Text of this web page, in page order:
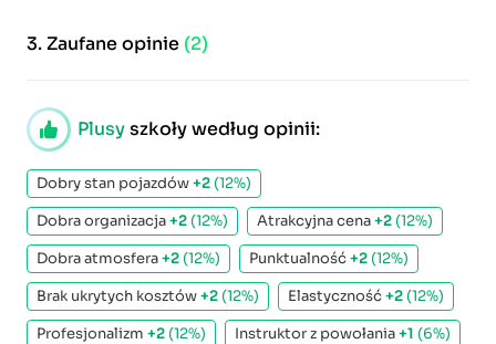
3.Zaufane opinie (2)
Plusyszkoły według opinii:
Dobry stan pojazdów+2 (12%)
Dobra organizacja+2 (12%) Atrakcyjna cena+2 (12%)
Dobra atmosfera+2 (12%) Punktualność+2 (12%)
Brak ukrytych kosztów+2 (12%) Elastyczność+2 (12%)
Profesjonalizm +2 (12%) Instruktor z powołania+1 (6%)